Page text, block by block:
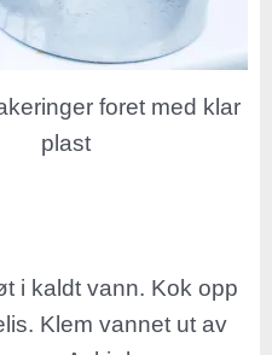
foret med klar
plast
i kaldt vann. Kok opp
Klem vannet ut av